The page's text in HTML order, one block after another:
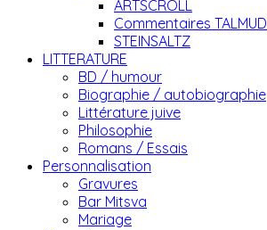
ARTSCROLL
Commentaires TALMUD
STEINSALTZ
LITTERATURE
BD / humour
Biographie / autobiographie
Littérature juive
Philosophie
Romans / Essais
Personnalisation
Gravures
Bar Mitsva
Mariage